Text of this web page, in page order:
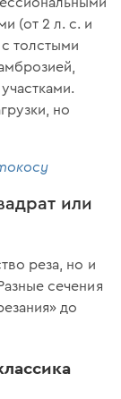
(от 2 л. с. и
толстыми
но
или
реза, но и
сечения
до